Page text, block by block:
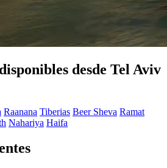
desde Tel Aviv
Raanana Tiberias Beer Sheva Ramat
Nahariya Haifa